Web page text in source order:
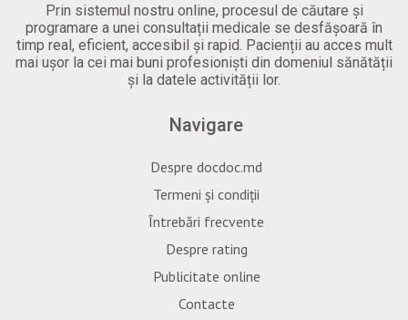
Prin sistemul nostru online, procesul de căutare și
programare a unei consultații medicale se desfășoară în
timp real, eficient, accesibil și rapid. Pacienții au acces mult
mai ușor la cei mai buni profesioniști din domeniul sănătății
și la datele activității lor.
Navigare
Despre docdoc.md
Termeni și condiții
Întrebări frecvente
Despre rating
Publicitate online
Contacte